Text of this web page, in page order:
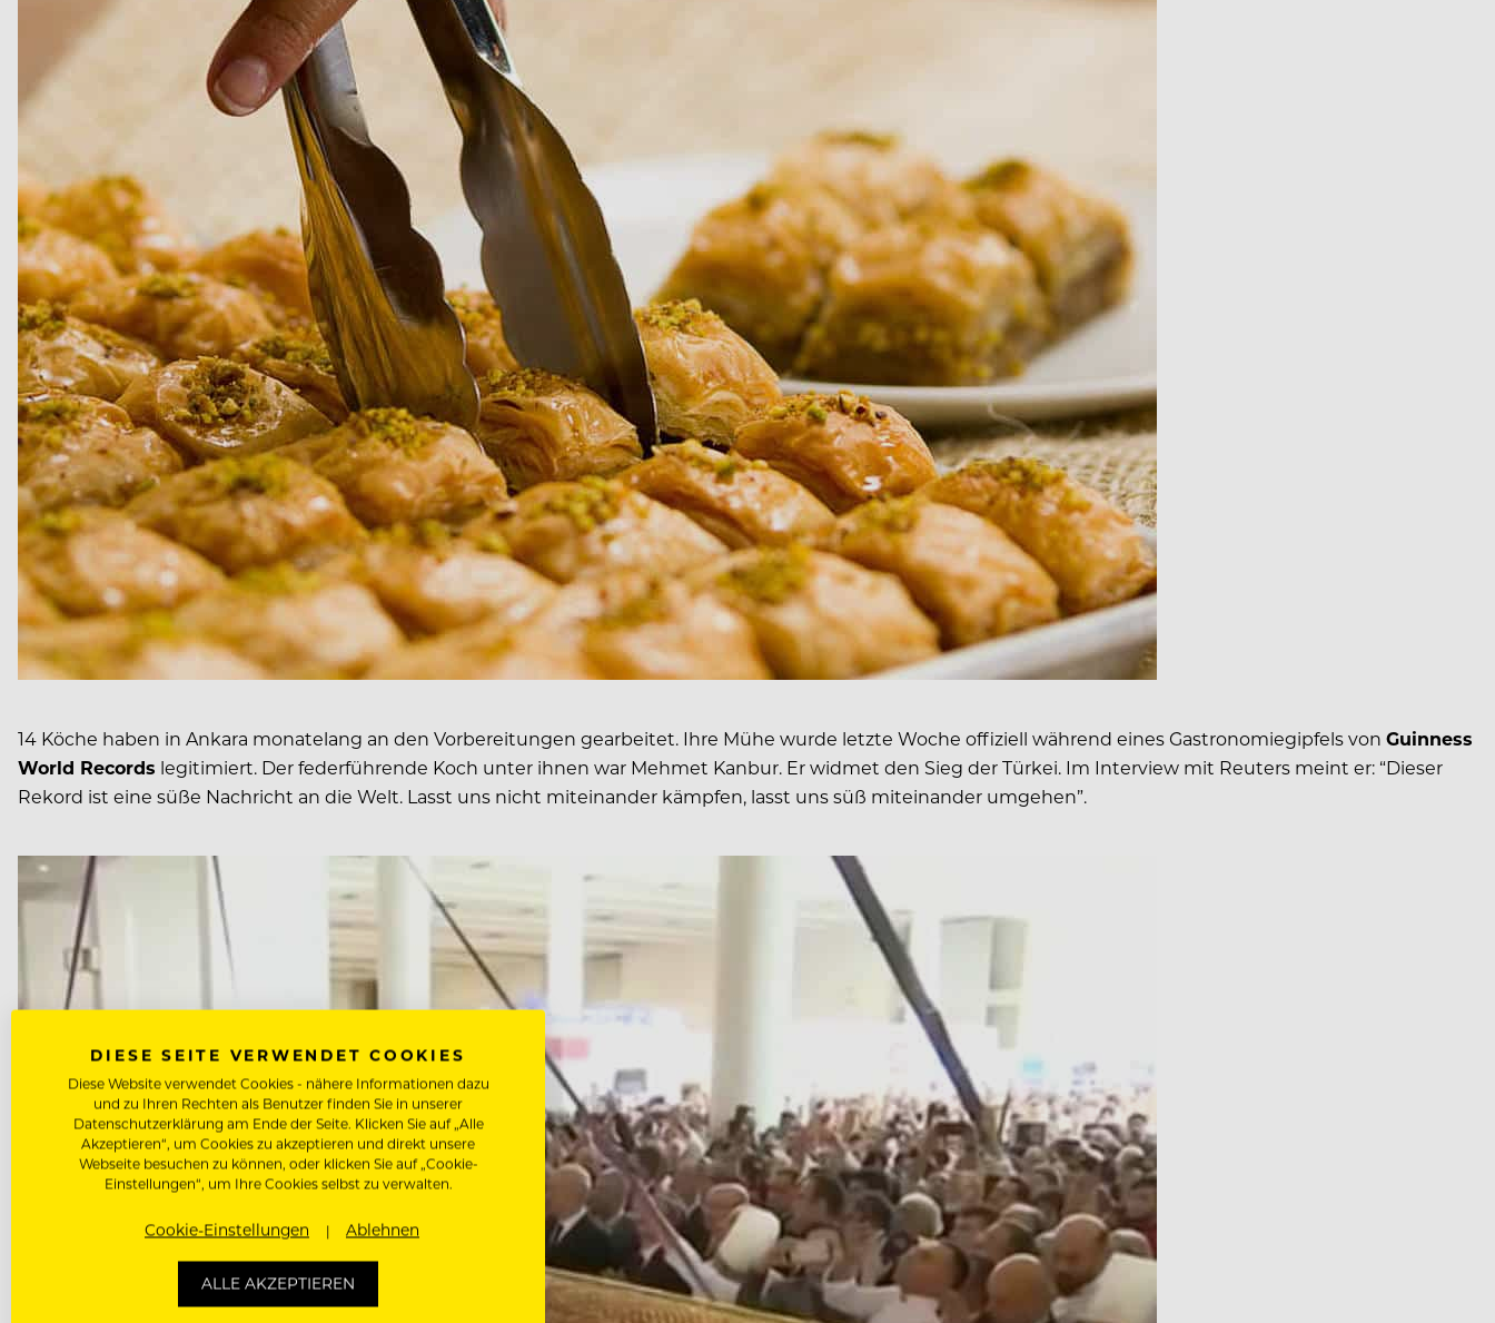
14 Köche haben in Ankara monatelang an den Vorbereitungen gearbeitet. Ihre Mühe wurde letzte Woche offiziell während eines Gastronomiegipfels von Guinness
World Records legitimiert. Der federführende Koch unter ihnen war Mehmet Kanbur. Er widmet den Sieg der Türkei. Im Interview mit Reuters meint er: “Dieser
Rekord ist eine süße Nachricht an die Welt. Lasst uns nicht miteinander kämpfen, lasst uns süß miteinander umgehen”.
DIESE SEITE VERWENDET COOKIES
Diese Website verwendet Cookies - nähere Informationen dazu
und zu Ihren Rechten als Benutzer finden Sie in unserer
Datenschutzerklärung am Ende der Seite. Klicken Sie auf „Alle
Akzeptieren“, um Cookies zu akzeptieren und direkt unsere
Webseite besuchen zu können, oder klicken Sie auf „Cookie-
Einstellungen“, um Ihre Cookies selbst zu verwalten.
Cookie-Einstellungen Ablehnen
ALLE AKZEPTIEREN